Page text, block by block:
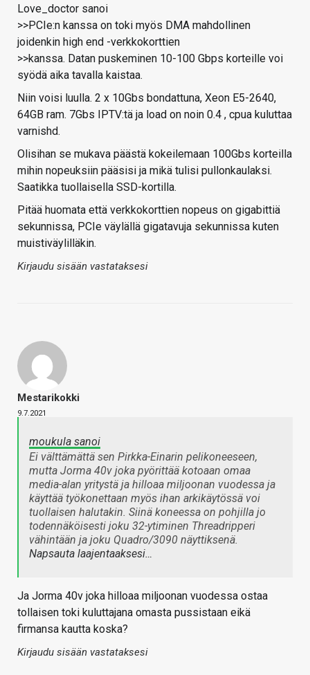
Love_doctor sanoi
>>PCIe:n kanssa on toki myös DMA mahdollinen
joidenkin high end -verkkokorttien
>>kanssa. Datan puskeminen 10-100 Gbps korteille voi
syödä aika tavalla kaistaa.
Niin voisi luulla. 2 x 10Gbs bondattuna, Xeon E5-2640,
64GB ram. 7Gbs IPTV:tä ja load on noin 0.4 , cpua kuluttaa
varnishd.
Olisihan se mukava päästä kokeilemaan 100Gbs korteilla
mihin nopeuksiin pääsisi ja mikä tulisi pullonkaulaksi.
Saatikka tuollaisella SSD-kortilla.
Pitää huomata että verkkokorttien nopeus on gigabittiä
sekunnissa, PCIe väylällä gigatavuja sekunnissa kuten
muistiväylilläkin.
Kirjaudu sisään vastataksesi
Mestarikokki
9.7.2021
moukula sanoi
Ei välttämättä sen Pirkka-Einarin pelikoneeseen,
mutta Jorma 40v joka pyörittää kotoaan omaa
media-alan yritystä ja hilloaa miljoonan vuodessa ja
käyttää työkonettaan myös ihan arkikäytössä voi
tuollaisen halutakin. Siinä koneessa on pohjilla jo
todennäköisesti joku 32-ytiminen Threadripperi
vähintään ja joku Quadro/3090 näyttiksenä.
Napsauta laajentaaksesi…
Ja Jorma 40v joka hilloaa miljoonan vuodessa ostaa
tollaisen toki kuluttajana omasta pussistaan eikä
firmansa kautta koska?
Kirjaudu sisään vastataksesi